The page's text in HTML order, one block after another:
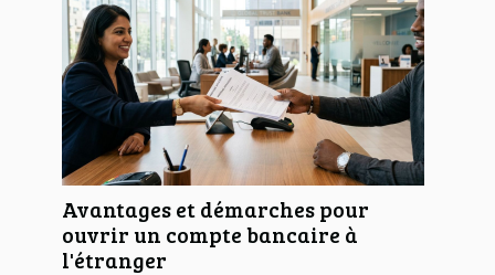
Avantages et démarches pour
ouvrir un compte bancaire à
l'étranger